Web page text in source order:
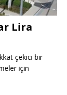
Lira
çekici bir
için